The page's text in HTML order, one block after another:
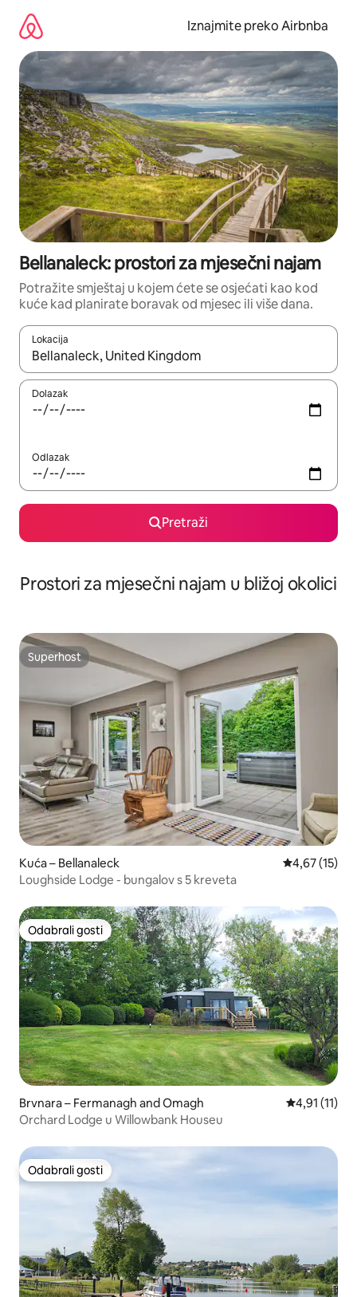
sadržaj
Iznajmite preko Airbnba
Bellanaleck: prostori za mjesečni najam
Potražite smještaj u kojem ćete se osjećati kao kod
kuće kad planirate boravak od mjesec ili više dana.
Lokacija
Kada budu dostupni rezultati, moći ćete ih pregledati
Dolazak
Odlazak
Pretraži
Prostori za mjesečni najam u bližoj okolici
Superhost
Superhost
Kuća – Bellanaleck Prosječna
4,67 (15)
Loughside Lodge - bungalov s 5 kreveta
Odabrali gosti
Odabrali gosti
Brvnara – Fermanagh and Omagh Prosječna
4,91 (11)
Orchard Lodge u Willowbank Houseu
Odabrali gosti
Odabrali gosti